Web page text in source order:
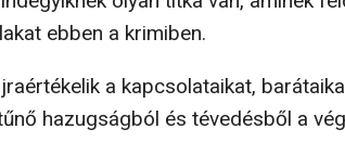
ebben a krimiben.
a kapcsolataikat,
hazugságból és tévedésből a